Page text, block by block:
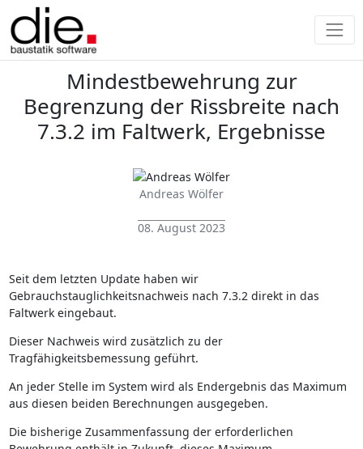
Mindestbewehrung zur
Begrenzung der Rissbreite nach
7.3.2 im Faltwerk, Ergebnisse
Andreas Wölfer
08. August 2023
Seit dem letzten Update haben wir
Gebrauchstauglichkeitsnachweis nach 7.3.2 direkt in das
Faltwerk eingebaut.
Dieser Nachweis wird zusätzlich zu der
Tragfähigkeitsbemessung geführt.
An jeder Stelle im System wird als Endergebnis das Maximum
aus diesen beiden Berechnungen ausgegeben.
Die bisherige Zusammenfassung der erforderlichen